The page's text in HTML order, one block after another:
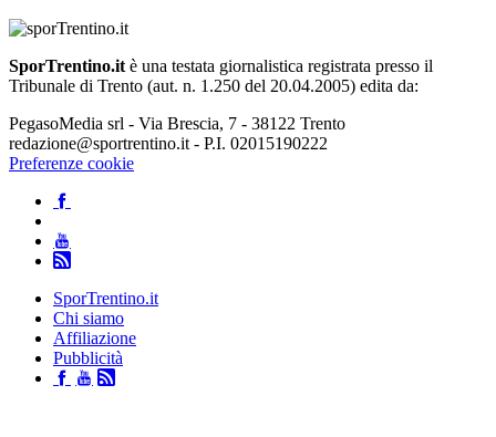
SporTrentino.it è una testata giornalistica registrata presso il
Tribunale di Trento (aut. n. 1.250 del 20.04.2005) edita da:
PegasoMedia srl - Via Brescia, 7 - 38122 Trento
redazione@sportrentino.it - P.I. 02015190222
Preferenze cookie
SporTrentino.it
Chi siamo
Affiliazione
Pubblicità